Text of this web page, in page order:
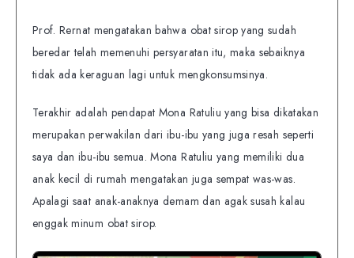
Prof. Rernat mengatakan bahwa obat sirop yang sudah
beredar telah memenuhi persyaratan itu, maka sebaiknya
tidak ada keraguan lagi untuk mengkonsumsinya.
Terakhir adalah pendapat Mona Ratuliu yang bisa dikatakan
merupakan perwakilan dari ibu-ibu yang juga resah seperti
saya dan ibu-ibu semua. Mona Ratuliu yang memiliki dua
anak kecil di rumah mengatakan juga sempat was-was.
Apalagi saat anak-anaknya demam dan agak susah kalau
enggak minum obat sirop.